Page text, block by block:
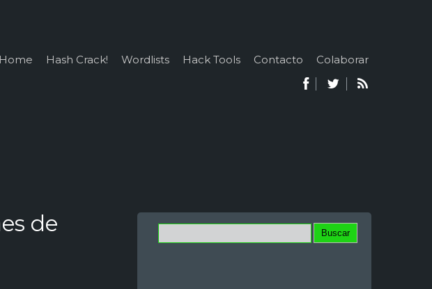
Home Hash Crack! Wordlists Hack Tools Contacto Colaborar
de